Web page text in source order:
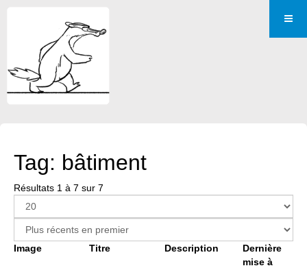
Tag: bâtiment
Résultats 1 à 7 sur 7
Image Titre Description
Dernière
mise à